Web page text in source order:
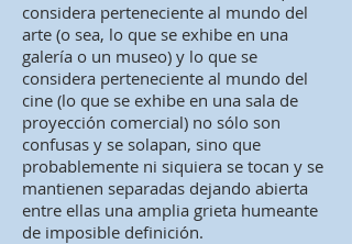
considera perteneciente al mundo del
arte (o sea, lo que se exhibe en una
galería o un museo) y lo que se
considera perteneciente al mundo del
cine (lo que se exhibe en una sala de
proyección comercial) no sólo son
confusas y se solapan, sino que
probablemente ni siquiera se tocan y se
mantienen separadas dejando abierta
entre ellas una amplia grieta humeante
de imposible definición.